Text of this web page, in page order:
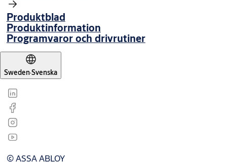
Produktblad
Produktinformation
Programvaror och drivrutiner
Sweden·Svenska
© ASSA ABLOY